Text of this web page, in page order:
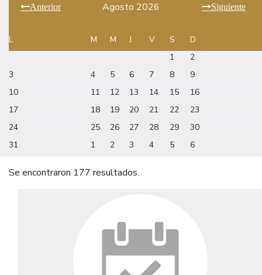
Anterior Agosto 2026 Siguiente
L M M J V S
D
1
2
3
4 5 6 7 8
9
10
11 12 13 14 15
16
17
18 19 20 21 22
23
24
25 26 27 28 29
30
31
1 2 3 4 5 6
Se encontraron 177 resultados.